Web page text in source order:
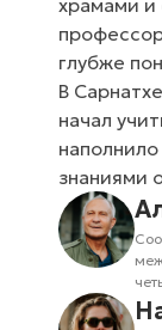
храмами и
глубже
В
начал
знаниями